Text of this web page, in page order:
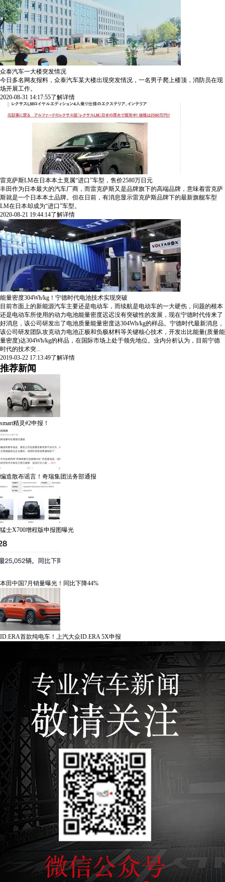
众泰汽车一大楼突发情况
今日多名网友报料，众泰汽车某大楼出现突发情况，一名男子爬上楼顶，消防员在现
场开展工作。
2020-08-31 14:17:55了解详情
雷克萨斯LM在日本本土竟属“进口”车型，售价2580万日元
丰田作为日本最大的汽车厂商，而雷克萨斯又是品牌旗下的高端品牌，意味着雷克萨
斯就是一个日本本土品牌。但在日前，有消息显示雷克萨斯品牌下的最新旗舰车型
LM在日本却成为“进口”车型。
2020-08-21 19:44:14了解详情
能量密度304Wh/kg！宁德时代电池技术实现突破
目前市面上的新能源汽车主要还是电动车，而续航是电动车的一大硬伤，问题的根本
还是电动车所使用的动力电池能量密度迟迟没有突破性的发展，现在宁德时代传来了
好消息，该公司研发出了电池质量能量密度达304Wh/kg的样品。宁德时代最新消息，
该公司研发团队攻克动力电池正极和负极材料等关键核心技术，开发出比能量(质量能
量密度)达304Wh/kg的样品，在国际市场上处于领先地位。业内分析认为，目前宁德
时代的技术突...
2019-03-22 17:13:49了解详情
推荐新闻
smart精灵#2申报！
编造散布谣言！奇瑞集团法务部通报
猛士X700增程版申报图曝光
本田中国7月销量曝光！同比下降44%
ID.ERA首款纯电车！上汽大众ID.ERA 5X申报